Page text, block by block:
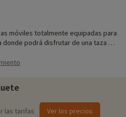
móviles totalmente equipadas para
donde podrá disfrutar de una taza de
magníficos paisajes.
sobre las actividades disponibles
de los clubes, contenido de los
las tarifas Ver los precios